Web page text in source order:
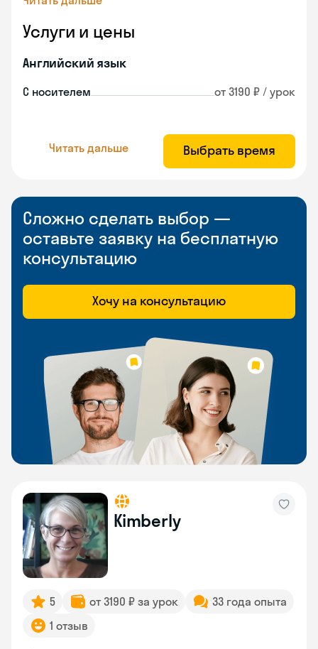
Услуги и цены
Английский язык
С носителем от 3190 ₽ / урок
Читать дальше Выбрать время
Сложно сделать выбор —
оставьте заявку на бесплатную
консультацию
Хочу на консультацию
Kimberly
5 от 3190 ₽ за урок
33 года опыта
1 отзыв